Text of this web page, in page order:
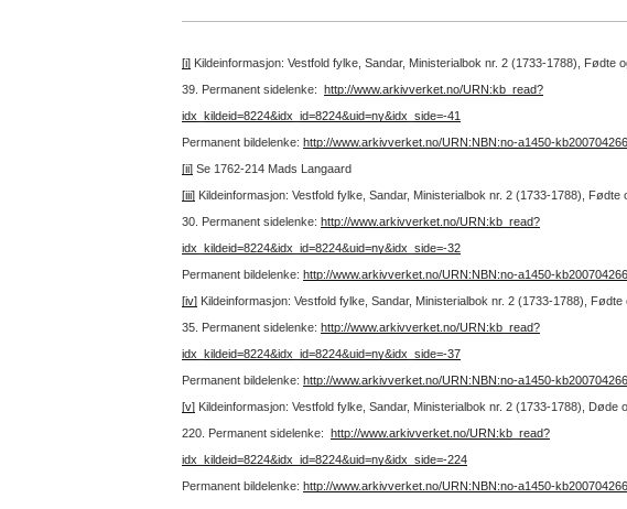
[i]Kildeinformasjon: Vestfold fylke, Sandar, Ministerialbok nr. 2 (1733-1788), Fødte
39. Permanent sidelenke: http://www.arkivverket.no/URN:kb_read?
idx_kildeid=8224&idx_id=8224&uid=ny&idx_side=-41
Permanent bildelenke: http://www.arkivverket.no/URN:NBN:no-a1450-
[ii]Se 1762-214 Mads Langaard
[iii]Kildeinformasjon: Vestfold fylke, Sandar, Ministerialbok nr. 2 (1733-1788), Fødte
30. Permanent sidelenke: http://www.arkivverket.no/URN:kb_read?
idx_kildeid=8224&idx_id=8224&uid=ny&idx_side=-32
Permanent bildelenke: http://www.arkivverket.no/URN:NBN:no-a1450-
[iv]Kildeinformasjon: Vestfold fylke, Sandar, Ministerialbok nr. 2 (1733-1788), Fødte
35. Permanent sidelenke: http://www.arkivverket.no/URN:kb_read?
idx_kildeid=8224&idx_id=8224&uid=ny&idx_side=-37
Permanent bildelenke: http://www.arkivverket.no/URN:NBN:no-a1450-
[v]Kildeinformasjon: Vestfold fylke, Sandar, Ministerialbok nr. 2 (1733-1788), Døde
220. Permanent sidelenke: http://www.arkivverket.no/URN:kb_read?
idx_kildeid=8224&idx_id=8224&uid=ny&idx_side=-224
Permanent bildelenke: http://www.arkivverket.no/URN:NBN:no-a1450-